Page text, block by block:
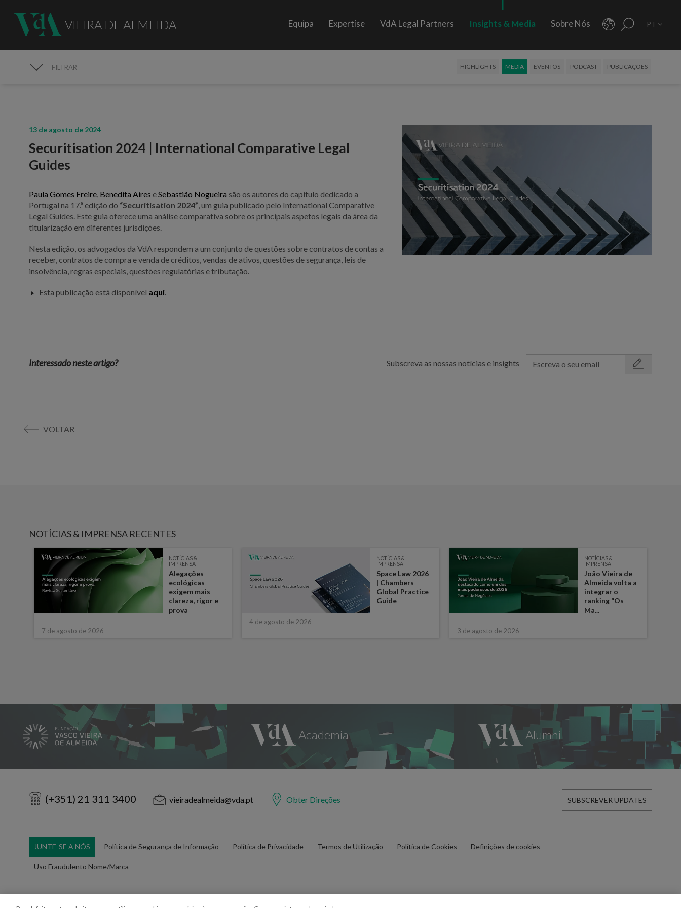
VIEIRA DE ALMEIDA Equipa Expertise VdA Legal Partners Insights & Media Sobre Nós PT
FILTRAR HIGHLIGHTS MEDIA EVENTOS PODCAST PUBLICAÇÕES
13 de agosto de 2024
Securitisation 2024 | International Comparative Legal
Guides
Paula Gomes Freire Benedita Aires eSebastião Nogueira são os autores do capítulo dedicado a
Portugal na 17.ª edição do “Securitisation 2024” , um guia publicado pelo International Comparative
Legal Guides. Este guia oferece uma análise comparativa sobre os principais aspetos legais da área da
titularização em diferentes jurisdições.
Nesta edição, os advogados da VdA respondem a um conjunto de questões sobre contratos de contas a
receber, contratos de compra e venda de créditos, vendas de ativos, questões de segurança, leis de
insolvência, regras especiais, questões regulatórias e tributação.
Esta publicação está disponível aqui
Interessado neste artigo? Subscreva as nossas notícias e insights
VOLTAR
NOTÍCIAS & IMPRENSA RECENTES
NOTÍCIAS &
IMPRENSA
Alegações
ecológicas
exigem mais
clareza, rigor e
prova
7 de agosto de 2026
NOTÍCIAS &
IMPRENSA
Space Law 2026
| Chambers
Global Practice
Guide
4 de agosto de 2026
NOTÍCIAS &
IMPRENSA
João Vieira de
Almeida volta a
integrar o
ranking “Os
Ma...
3 de agosto de 2026
(+351) 21 311 3400 vieiradealmeida@vda.pt Obter Direções SUBSCREVER UPDATES
JUNTE-SE A NÓS Política de Segurança de Informação Política de Privacidade Termos de Utilização Política de Cookies Definições de cookies
Uso Fraudulento Nome/Marca